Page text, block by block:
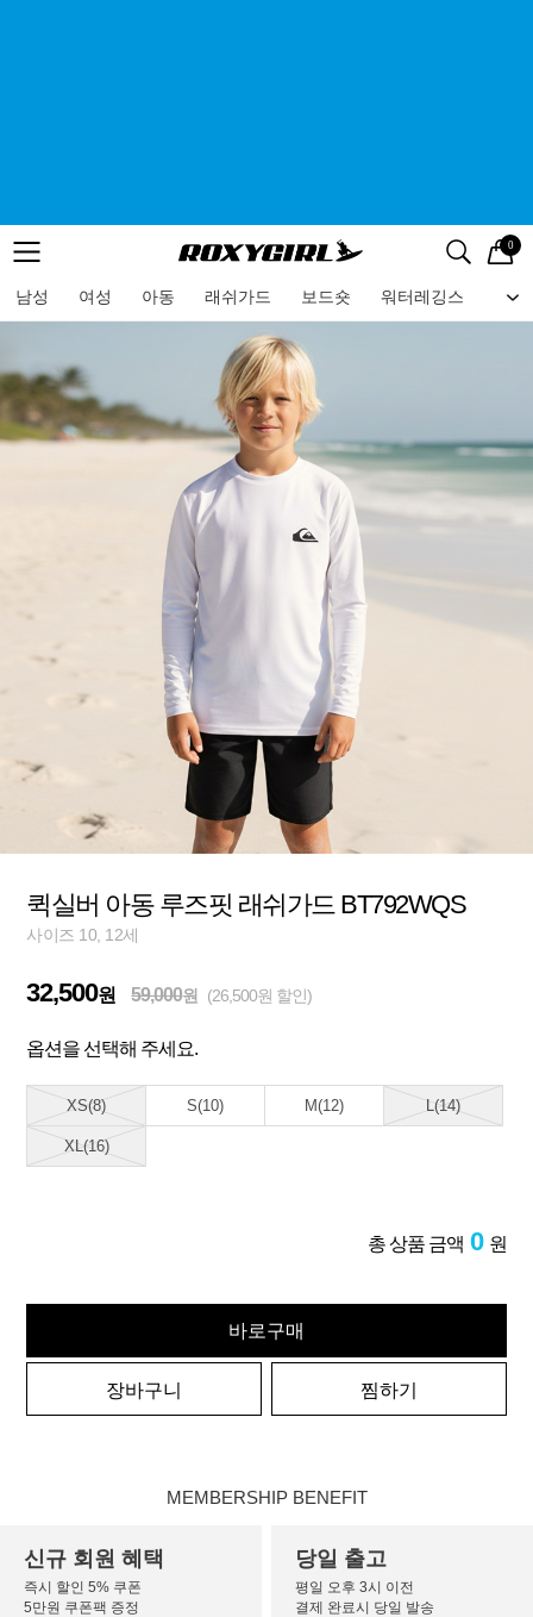
메뉴 검색
로고 0
남성 여성 아동 래쉬가드 보드숏 워터레깅스 비
메뉴
퀵실버 아동 루즈핏 래쉬가드 BT792WQS
사이즈 10, 12세
32,500원 59,000원 (26,500원 할인)
옵션을 선택해 주세요.
XS(8) S(10) M(12) L(14)
XL(16)
총 상품 금액 0 원
바로구매
장바구니 찜하기
MEMBERSHIP BENEFIT
신규 회원 혜택
즉시 할인 5% 쿠폰
5만원 쿠폰팩 증정
당일 출고
평일 오후 3시 이전
결제 완료시 당일 발송